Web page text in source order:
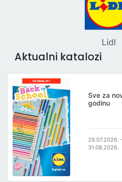
Lidl
Aktualni katalozi
Sve za
godinu
29.07.2026. -
31.08.2026.